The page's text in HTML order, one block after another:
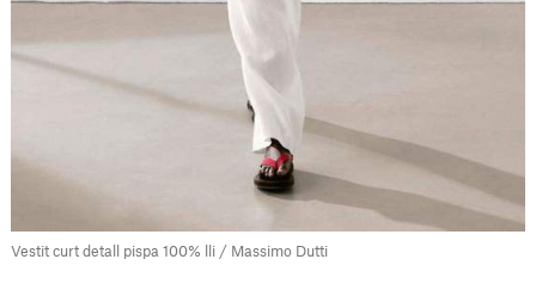
Vestit curt detall pispa 100% lli / Massimo Dutti